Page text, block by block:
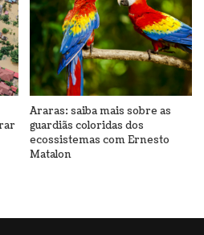
Araras: saiba mais sobre as
guardiãs coloridas dos
ecossistemas com Ernesto
Matalon